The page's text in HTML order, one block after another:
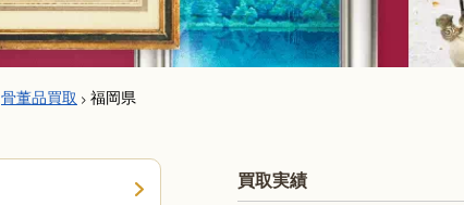
骨董品買取 > 福岡県
買取実績